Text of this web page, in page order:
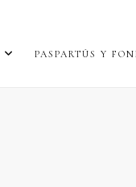
PASPARTÚS Y